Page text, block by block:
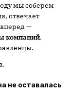
мы соберем
отвечает
—
компаний.
не оставалась